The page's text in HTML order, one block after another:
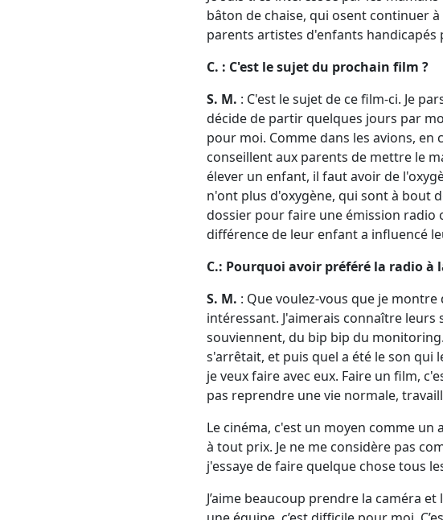
bâton de chaise, qui osent continuer
parents artistes d'enfants
C. : C'est le sujet du prochain film ?
S. M. : C'est le sujet de ce film-ci. Je
décide de partir quelques jours par
pour moi. Comme dans les avions,
conseillent aux parents de mettre le
élever un enfant, il faut avoir de
n'ont plus d'oxygène, qui sont à bout
dossier pour faire une émission radio
différence de leur enfant a influencé
C.: Pourquoi avoir préféré la radio à
S. M. : Que voulez-vous que je montre
intéressant. J'aimerais connaître
souviennent, du bip bip du
s'arrêtait, et puis quel a été le son qui
je veux faire avec eux. Faire un film,
pas reprendre une vie normale,
Le cinéma, c'est un moyen comme un
à tout prix. Je ne me considère pas
j'essaye de faire quelque chose tous
J’aime beaucoup prendre la caméra